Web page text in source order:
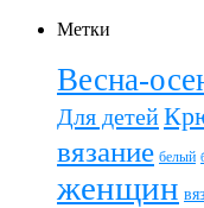
Метки
Весна-
Для детей
вязание белый
женщин